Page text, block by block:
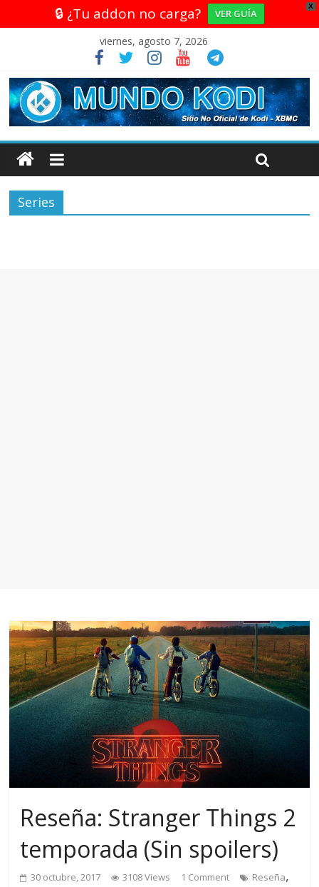
X
🔒 ¿Tu addon no carga? VER GUÍA
viernes, agosto 7, 2026
Series
Reseña: Stranger Things 2
temporada (Sin spoilers)
30 octubre, 2017 3108 Views 1 Comment Reseña,